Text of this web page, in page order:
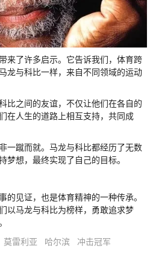
来了许多启示。它告诉我们，体育跨
龙与科比一样，来自不同领域的运动
比之间的友谊，不仅让他们在各自的
在人生的道路上相互支持，共同成
一蹴而就。马龙与科比都经历了无数
梦想，最终实现了自己的目标。
的见证，也是体育精神的一种传承。
以马龙与科比为榜样，勇敢追求梦
莫雷利亚 哈尔滨 冲击冠军